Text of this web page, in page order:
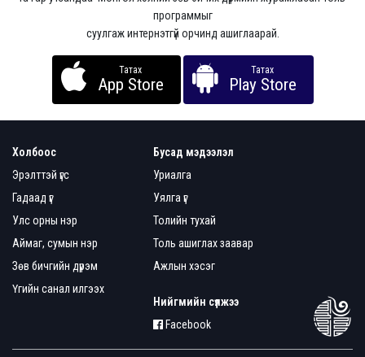
программыг
суулгаж интернэтгүй орчинд ашиглаарай.
Татах
App Store
Татах
Play Store
Холбоос
Эрэлттэй үгс
Гадаад үг
Улс орны нэр
Аймаг, сумын нэр
Зөв бичгийн дүрэм
Үгийн санал илгээх
Бусад мэдээлэл
Уриалга
Уялга үг
Толийн тухай
Толь ашиглах заавар
Ажлын хэсэг
Нийгмийн сүлжээ
Facebook